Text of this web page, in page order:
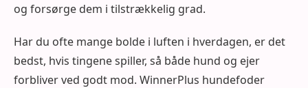
og forsørge dem i tilstrækkelig grad.
Har du ofte mange bolde i luften i hverdagen, er det
bedst, hvis tingene spiller, så både hund og ejer
forbliver ved godt mod. WinnerPlus hundefoder